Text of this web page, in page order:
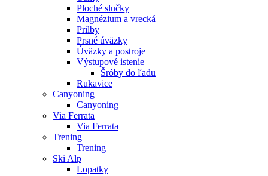
Ploché slučky
Magnézium a vrecká
Prilby
Prsné úväzky
Úväzky a postroje
Výstupové istenie
Šróby do ľadu
Rukavice
Canyoning
Canyoning
Via Ferrata
Via Ferrata
Trening
Trening
Ski Alp
Lopatky